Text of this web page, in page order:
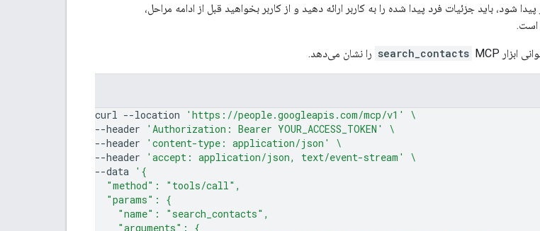
شود، باید جزئیات فرد پیدا شده را به کاربر ارائه دهید و از کاربر بخواهید قبل از ادامه مراحل،
است.
ابزار search_contacts MCP را نشان می‌دهد.
curl --location 'https://people.googleapis.com/mcp/v1'
\
--header
'Authorization: Bearer YOUR_ACCESS_TOKEN'
\
--header
'content-type: application/json'
\
--header
'accept: application/json, text/event-stream'
\
--data '{
  "method": "tools/call",
  "params": {
    "name": "search_contacts",
    "arguments": {